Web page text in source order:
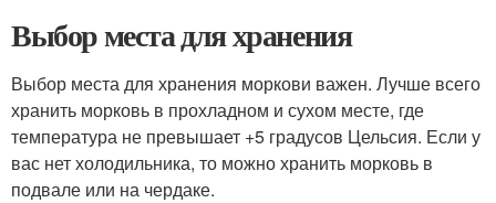
Выбор места для хранения
Выбор места для хранения моркови важен. Лучше всего
хранить морковь в прохладном и сухом месте, где
температура не превышает +5 градусов Цельсия. Если у
вас нет холодильника, то можно хранить морковь в
подвале или на чердаке.